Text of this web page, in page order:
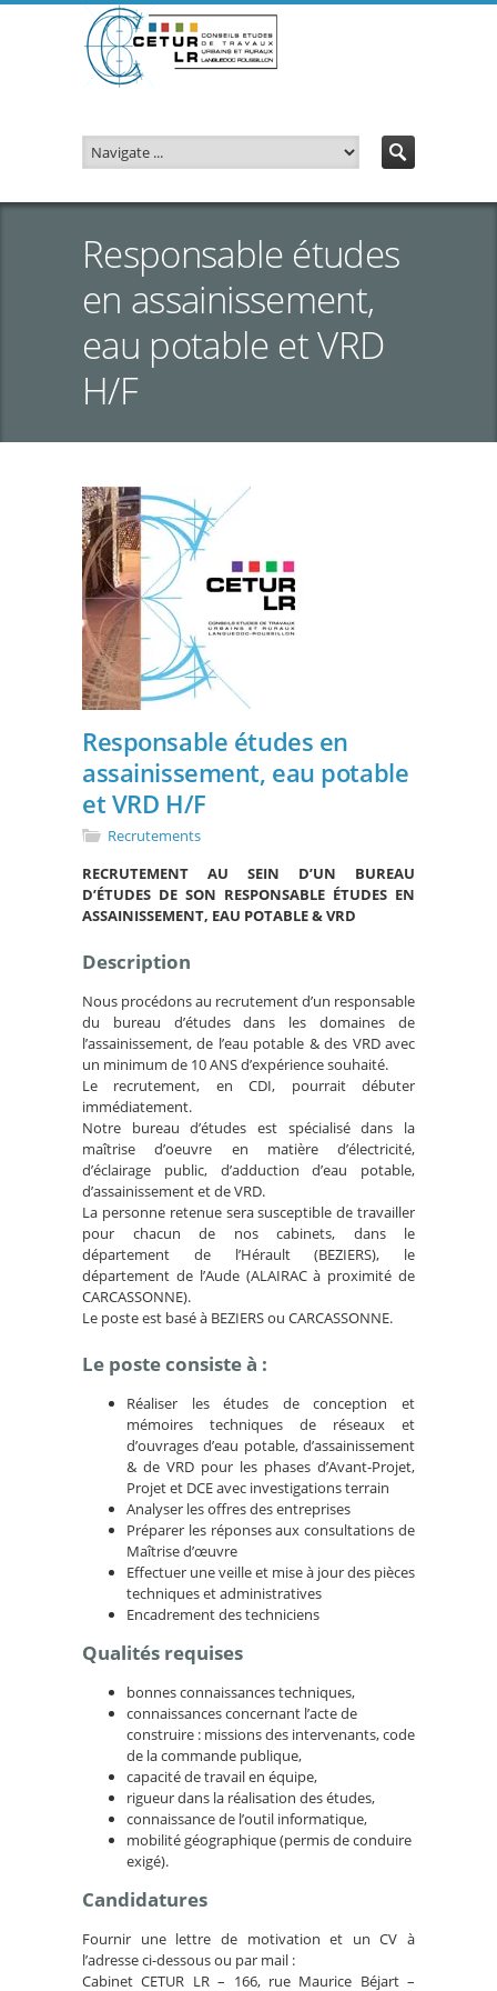
Responsable études
en assainissement,
eau potable et VRD
H/F
Responsable études en
assainissement, eau potable
et VRD H/F
Recrutements
RECRUTEMENT AU SEIN D’UN BUREAU
D’ÉTUDES DE SON RESPONSABLE ÉTUDES EN
ASSAINISSEMENT, EAU POTABLE & VRD
Description
Nous procédons au recrutement d’un responsable
du bureau d’études dans les domaines de
l’assainissement, de l’eau potable & des VRD avec
un minimum de 10 ANS d’expérience souhaité.
Le recrutement, en CDI, pourrait débuter
immédiatement.
Notre bureau d’études est spécialisé dans la
maîtrise d’oeuvre en matière d’électricité,
d’éclairage public, d’adduction d’eau potable,
d’assainissement et de VRD.
La personne retenue sera susceptible de travailler
pour chacun de nos cabinets, dans le
département de l’Hérault (BEZIERS), le
département de l’Aude (ALAIRAC à proximité de
CARCASSONNE).
Le poste est basé à BEZIERS ou CARCASSONNE.
Le poste consiste à :
Réaliser les études de conception et
mémoires techniques de réseaux et
d’ouvrages d’eau potable, d’assainissement
& de VRD pour les phases d’Avant-Projet,
Projet et DCE avec investigations terrain
Analyser les offres des entreprises
Préparer les réponses aux consultations de
Maîtrise d’œuvre
Effectuer une veille et mise à jour des pièces
techniques et administratives
Encadrement des techniciens
Qualités requises
bonnes connaissances techniques,
connaissances concernant l’acte de
construire : missions des intervenants, code
de la commande publique,
capacité de travail en équipe,
rigueur dans la réalisation des études,
connaissance de l’outil informatique,
mobilité géographique (permis de conduire
exigé).
Candidatures
Fournir une lettre de motivation et un CV à
l’adresse ci-dessous ou par mail :
Cabinet CETUR LR – 166, rue Maurice Béjart –